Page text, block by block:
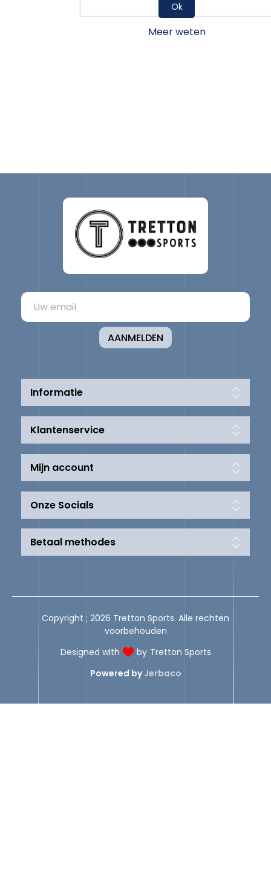
Informatie
Klantenservice
AANMELDEN
Mijn account
Onze Socials
Betaal methodes
Copyright ; 2026 Tretton Sports. Alle rechten
voorbehouden
Designed with
by Tretton Sports
Powered byJerbaco
Ok
Meer weten